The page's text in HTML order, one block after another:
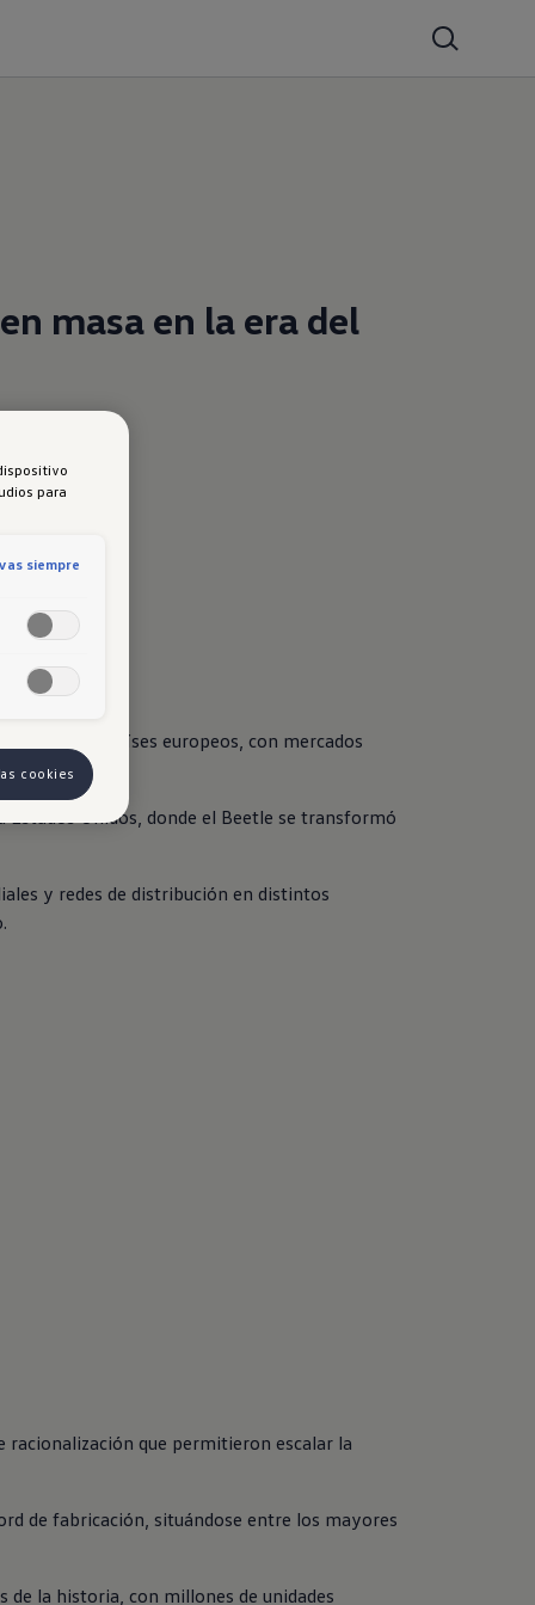
masa en la era del
a 18 países europeos, con mercados
Estados Unidos, donde el Beetle se transformó
y redes de distribución en distintos
que permitieron escalar la
de fabricación, situándose entre los mayores
de la historia, con millones de unidades
para
siempre
cookies